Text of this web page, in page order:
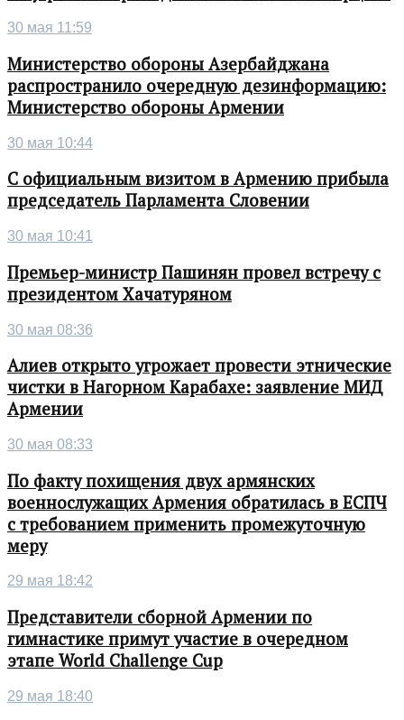
30 мая 11:59
Министерство обороны Азербайджана
распространило очередную дезинформацию:
Министерство обороны Армении
30 мая 10:44
С официальным визитом в Армению прибыла
председатель Парламента Словении
30 мая 10:41
Премьер-министр Пашинян провел встречу с
президентом Хачатуряном
30 мая 08:36
Алиев открыто угрожает провести этнические
чистки в Нагорном Карабахе: заявление МИД
Армении
30 мая 08:33
По факту похищения двух армянских
военнослужащих Армения обратилась в ЕСПЧ
с требованием применить промежуточную
меру
29 мая 18:42
Представители сборной Армении по
гимнастике примут участие в очередном
этапе World Challenge Cup
29 мая 18:40